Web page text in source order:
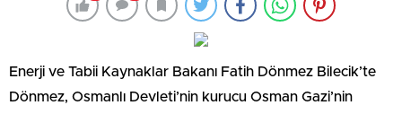
Enerji ve Tabii Kaynaklar Bakanı Fatih Dönmez Bilecik’te
Dönmez, Osmanlı Devleti’nin kurucu Osman Gazi’nin